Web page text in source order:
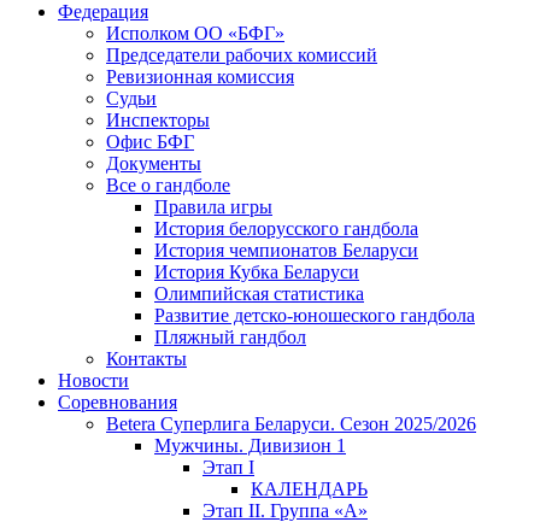
Федерация
Исполком ОО «БФГ»
Председатели рабочих комиссий
Ревизионная комиссия
Судьи
Инспекторы
Офис БФГ
Документы
Все о гандболе
Правила игры
История белорусского гандбола
История чемпионатов Беларуси
История Кубка Беларуси
Олимпийская статистика
Развитие детско-юношеского гандбола
Пляжный гандбол
Контакты
Новости
Соревнования
Betera Суперлига Беларуси. Сезон 2025/2026
Мужчины. Дивизион 1
Этап I
КАЛЕНДАРЬ
Этап II. Группа «А»